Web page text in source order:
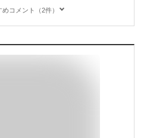
コメント（2件）